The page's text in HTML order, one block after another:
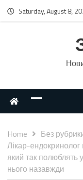
Saturday, August 8,
Home
Без
Лікар-
який так полюблять
нього назавжди